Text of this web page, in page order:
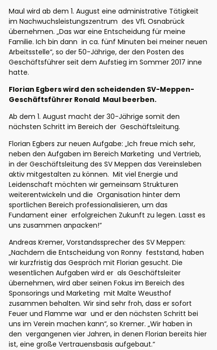
Maul wird ab dem 1. August eine administrative Tätigkeit
im Nachwuchsleistungszentrum des VfL Osnabrück
übernehmen. „Das war eine Entscheidung für meine
Familie. Ich bin dann in ca. fünf Minuten bei meiner neuen
Arbeitsstelle“, so der 50-Jährige, der den Posten des
Geschäftsführer seit dem Aufstieg im Sommer 2017 inne
hatte.
Florian Egbers wird den scheidenden SV-Meppen-
Geschäftsführer Ronald Maul beerben.
Ab dem 1. August macht der 30-Jährige somit den
nächsten Schritt im Bereich der Geschäftsleitung.
Florian Egbers zur neuen Aufgabe: „Ich freue mich sehr,
neben den Aufgaben im Bereich Marketing und Vertrieb,
in der Geschäftsleitung des SV Meppen das Vereinsleben
aktiv mitgestalten zu können. Mit viel Energie und
Leidenschaft möchten wir gemeinsam Strukturen
weiterentwickeln und die Organisation hinter dem
sportlichen Bereich professionalisieren, um das
Fundament einer erfolgreichen Zukunft zu legen. Lasst es
uns zusammen anpacken!“
Andreas Kremer, Vorstandssprecher des SV Meppen:
„Nachdem die Entscheidung von Ronny feststand, haben
wir kurzfristig das Gespräch mit Florian gesucht. Die
wesentlichen Aufgaben wird er als Geschäftsleiter
übernehmen, wird aber seinen Fokus im Bereich des
Sponsorings und Marketing mit Malte Weusthof
zusammen behalten. Wir sind sehr froh, dass er sofort
Feuer und Flamme war und er den nächsten Schritt bei
uns im Verein machen kann“, so Kremer. „Wir haben in
den vergangenen vier Jahren, in denen Florian bereits hier
ist, eine große Vertrauensbasis aufgebaut.“